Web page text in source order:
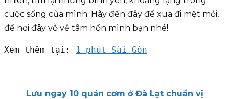
cuộc sống của mình. Hãy đến đây để xua đi mệt mỏi,
để nơi đây vỗ về tâm hồn mình bạn nhé!
Xem thêm tại: 1 phút Sài Gòn
Lưu ngay 10 quán cơm ở Đà Lạt chuẩn vị